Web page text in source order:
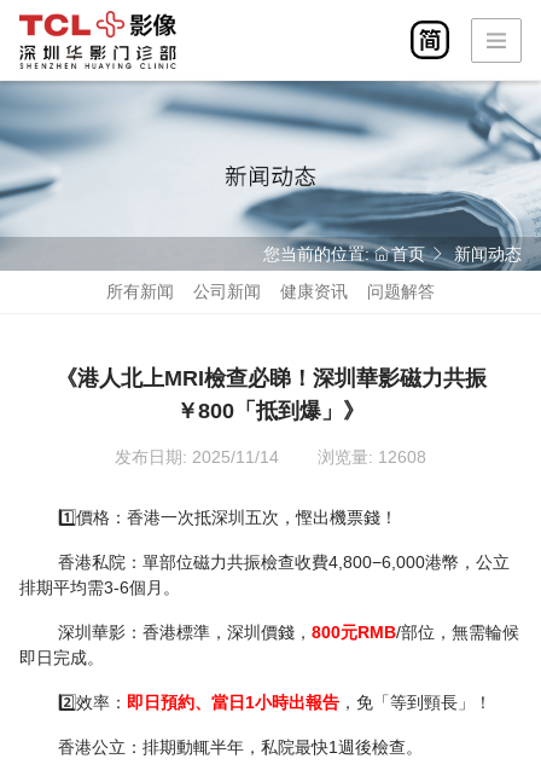
首页
检查设备
检查部位
在线预约
新闻动态
所有新闻 公司新闻 健康资讯 问题解答
您当前的位置: 首页 新闻动态
《港人北上MRI檢查必睇！深圳華影磁力共振
￥800「抵到爆」》‌
发布日期: 2025/11/14 浏览量: 12608
1️⃣價格：香港一次抵深圳五次，慳出機票錢！
香港私院：單部位磁力共振檢查收費4,800−6,000港幣，公立
排期平均需3-6個月。
深圳華影：香港標準，深圳價錢， 800元RMB/部位，無需輪候
即日完成。
2️⃣效率： 即日預約、當日1小時出報告 ，免「等到頸長」！
香港公立：排期動輒半年，私院最快1週後檢查。